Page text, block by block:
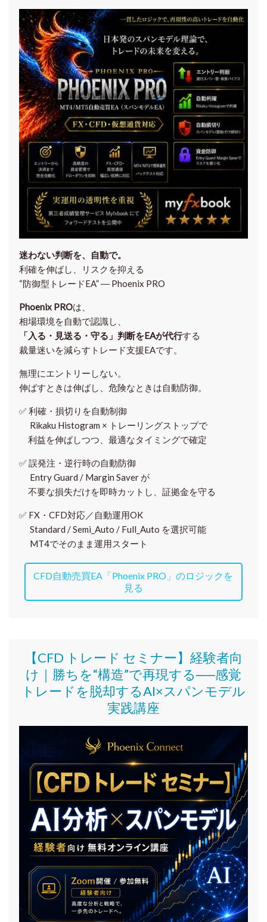
迷わない判断を、自動で。
利確を伸ばし、リスクを抑える
“防御型トレードEA” ― Phoenix PRO
Phoenix PROは、
相場環境を自動で認識し、
「入る・見送る・守る」判断をEAが代行する
裁量迷いを減らすトレード支援EAです。
無理にエントリーしない。
伸ばすときは伸ばし、危険なときは自動防御。
✅利確・損切りを自動制御
Rikaku Histogram × トレーリングストップで
利益を伸ばしつつ、最適なタイミングで確定
✅誤発注・逆行時の自動防御
Entry Guard / Margin Saver が
不要な損失だけを即時カットし、証拠金を守る
✅ FX・CFD対応／自動運用OK
Standard / Semi_Auto / Full_Auto を選択可能
MT4でそのまま運用スタート
CFD自動売買EA「Phoenix PRO」のロジックを
見る
【CFD トレード セミナー】 経験者向
け｜ 勝ちを“構造”で再現する──感覚
トレードを脱却するAI×スパンモデル
実践講座